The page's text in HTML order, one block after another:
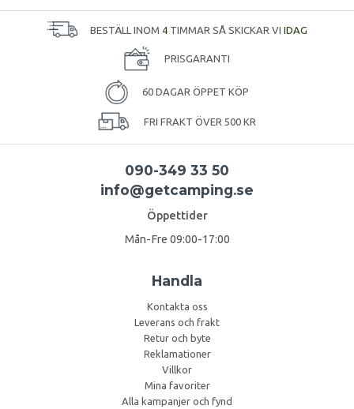
BESTÄLL INOM 4 TIMMAR SÅ SKICKAR VI IDAG
PRISGARANTI
60 DAGAR ÖPPET KÖP
FRI FRAKT ÖVER 500 KR
090-349 33 50
info@getcamping.se
Öppettider
Mån-Fre 09:00-17:00
Handla
Kontakta oss
Leverans och frakt
Retur och byte
Reklamationer
Villkor
Mina favoriter
Alla kampanjer och fynd